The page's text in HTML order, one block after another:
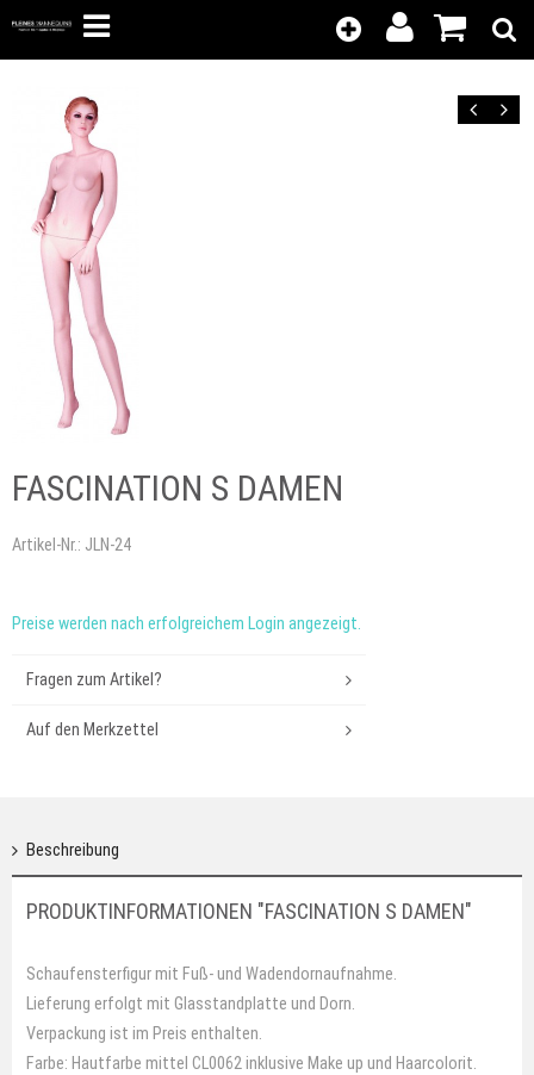
Kunden-
Login
anzeigen
ZurückVor
FASCINATION S DAMEN
Artikel-Nr.: JLN-24
Preise werden nach erfolgreichem Login angezeigt.
Fragen zum Artikel?
Auf den Merkzettel
Beschreibung
PRODUKTINFORMATIONEN "FASCINATION S DAMEN"
Schaufensterfigur mit Fuß- und Wadendornaufnahme.
Lieferung erfolgt mit Glasstandplatte und Dorn.
Verpackung ist im Preis enthalten.
Farbe: Hautfarbe mittel CL0062 inklusive Make up und Haarcolorit.